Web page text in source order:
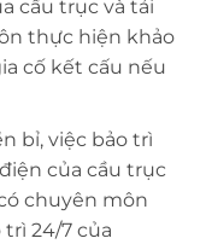
cầu trục và tải
thực hiện khảo
cố kết cấu nếu
bỉ, việc bảo trì
của cầu trục
chuyên môn
trì 24/7 của